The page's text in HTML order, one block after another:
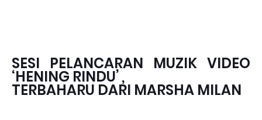
SESI PELANCARAN MUZIK VIDEO
‘HENING RINDU’ ,
TERBAHARU DARI MARSHA MILAN